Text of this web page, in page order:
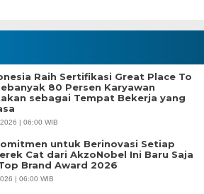
Raih Sertifikasi Great Place To
80 Persen Karyawan
sebagai Tempat Bekerja yang
| 06:00 WIB
untuk Berinovasi Setiap
Cat dari AkzoNobel Ini Baru Saja
Brand Award 2026
| 06:00 WIB